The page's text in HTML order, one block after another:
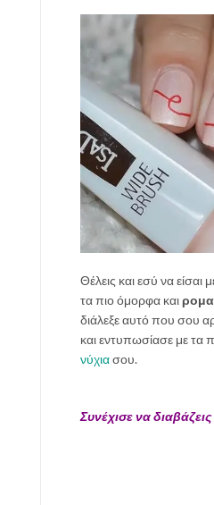
Θέλεις και εσύ να
τα πιο όμορφα και
διάλεξε αυτό που σου
και εντυπωσίασε με τα
νύχιασου.
Συνέχισε να